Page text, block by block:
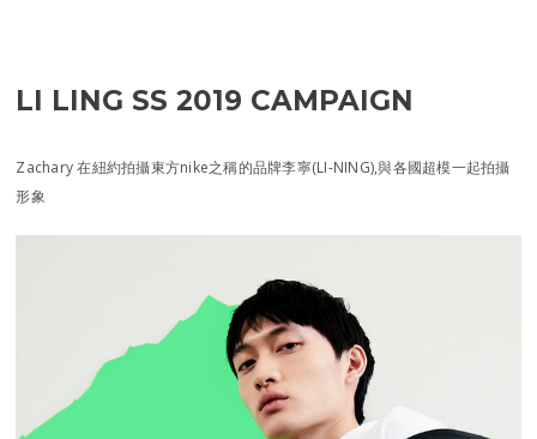
LI LING SS 2019 CAMPAIGN
Zachary 在紐約拍攝東方nike之稱的品牌李寧(LI-NING),與各國超模一起拍攝
形象